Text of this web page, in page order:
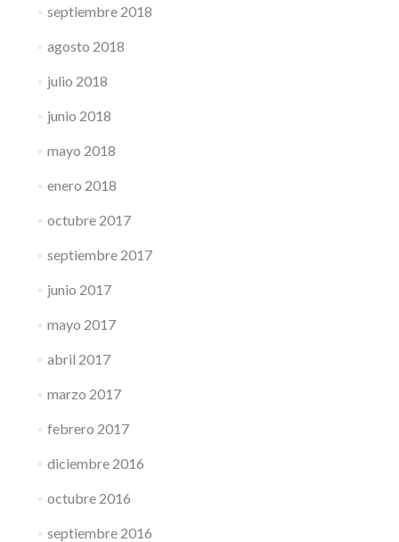
septiembre 2018
agosto 2018
julio 2018
junio 2018
mayo 2018
enero 2018
octubre 2017
septiembre 2017
junio 2017
mayo 2017
abril 2017
marzo 2017
febrero 2017
diciembre 2016
octubre 2016
septiembre 2016